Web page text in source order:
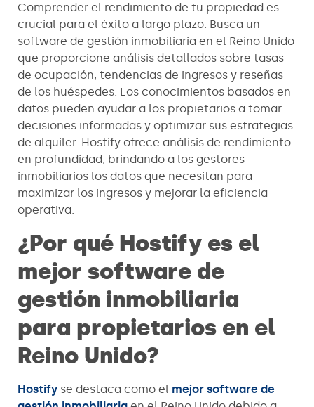
Comprender el rendimiento de tu propiedad es
crucial para el éxito a largo plazo. Busca un
software de gestión inmobiliaria en el Reino Unido
que proporcione análisis detallados sobre tasas
de ocupación, tendencias de ingresos y reseñas
de los huéspedes. Los conocimientos basados en
datos pueden ayudar a los propietarios a tomar
decisiones informadas y optimizar sus estrategias
de alquiler. Hostify ofrece análisis de rendimiento
en profundidad, brindando a los gestores
inmobiliarios los datos que necesitan para
maximizar los ingresos y mejorar la eficiencia
operativa.
¿Por qué Hostify es el
mejor software de
gestión inmobiliaria
para propietarios en el
Reino Unido?
Hostify se destaca como el mejor software de